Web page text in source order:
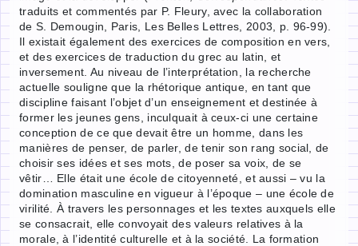
traduits et commentés par P. Fleury, avec la collaboration
de S. Demougin, Paris, Les Belles Lettres, 2003, p. 96-99).
Il existait également des exercices de composition en vers,
et des exercices de traduction du grec au latin, et
inversement. Au niveau de l’interprétation, la recherche
actuelle souligne que la rhétorique antique, en tant que
discipline faisant l’objet d’un enseignement et destinée à
former les jeunes gens, inculquait à ceux-ci une certaine
conception de ce que devait être un homme, dans les
manières de penser, de parler, de tenir son rang social, de
choisir ses idées et ses mots, de poser sa voix, de se
vêtir… Elle était une école de citoyenneté, et aussi – vu la
domination masculine en vigueur à l’époque – une école de
virilité. À travers les personnages et les textes auxquels elle
se consacrait, elle convoyait des valeurs relatives à la
morale, à l’identité culturelle et à la société. La formation